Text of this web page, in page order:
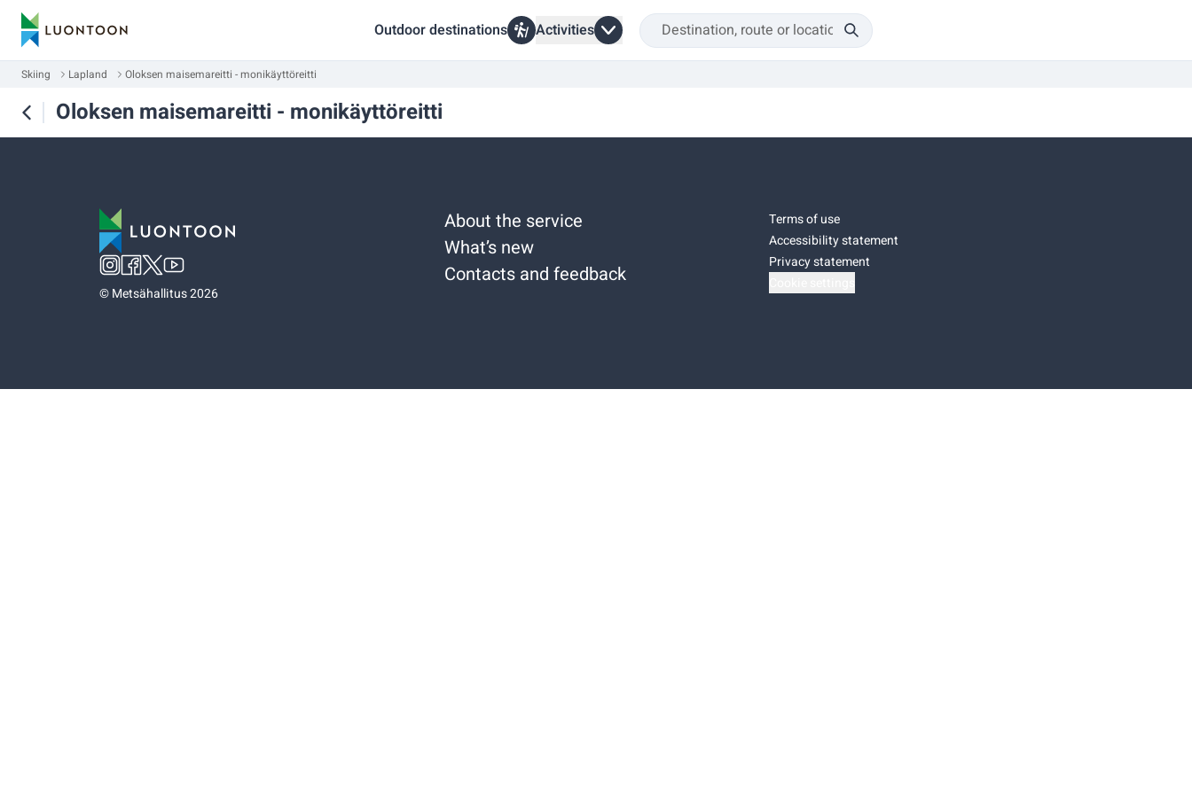
Outdoor destinations Activities
Skiing Lapland Oloksen maisemareitti - monikäyttöreitti
Oloksen maisemareitti - monikäyttöreitti
©Metsähallitus 2026
About the service
What’s new
Contacts and feedback
Terms of use
Accessibility statement
Privacy statement